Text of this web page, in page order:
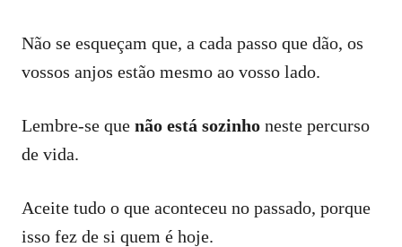
Não se esqueçam que, a cada passo que dão, os
vossos anjos estão mesmo ao vosso lado.
Lembre-se que não está sozinho neste percurso
de vida.
Aceite tudo o que aconteceu no passado, porque
isso fez de si quem é hoje.